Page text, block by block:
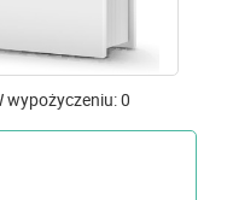
W wypożyczeniu: 0